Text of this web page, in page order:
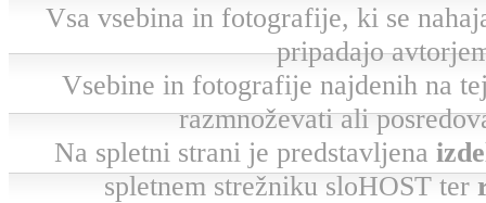
Vsa vsebina in fotografije, ki se
pripadajo
Vsebine in fotografije najdenih na
razmnoževati ali
Na spletni strani je predstavljena
spletnem strežniku sloHOST ter